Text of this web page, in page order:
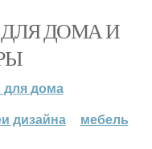
ДЛЯ ДОМА И
для дома
дизайна мебель